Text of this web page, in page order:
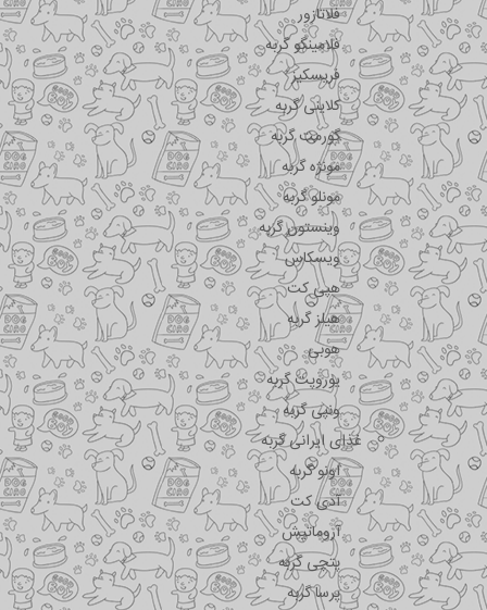
فلاتازور
فلامینگو گربه
فریسکیز
کلاینی گربه
گورمت گربه
مونژه گربه
مونلو گربه
وینستون گربه
ویسکاس
هپی کت
هیلز گربه
هوبی
یوروپت گربه
ونپی گربه
غذای ایرانی گربه
اونو گربه
آدی کت
آروماتیش
پتچی گربه
پرسا گربه